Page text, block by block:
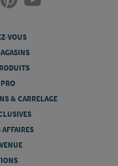
VOUS
& CARRELAGE